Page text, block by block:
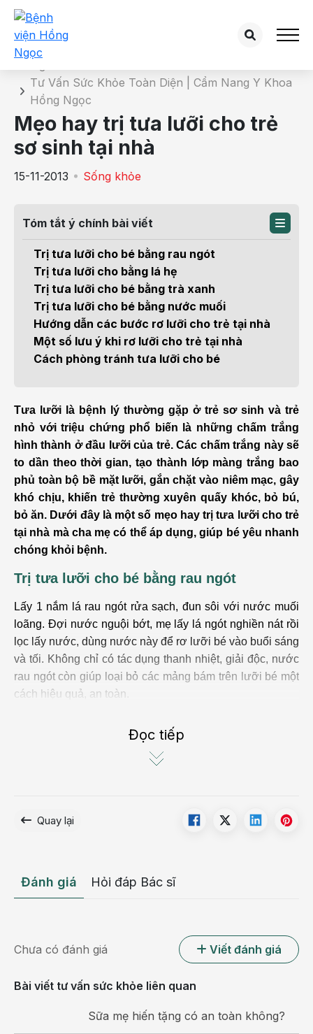
Chi tiết bài tư vấn
Tư Vấn Sức Khỏe Toàn Diện | Cẩm Nang Y Khoa
Hồng Ngọc
Mẹo hay trị tưa lưỡi cho trẻ
sơ sinh tại nhà
15-11-2013 Sống khỏe
Tóm tắt ý chính bài viết
Trị tưa lưỡi cho bé bằng rau ngót
Trị tưa lưỡi cho bằng lá hẹ
Trị tưa lưỡi cho bé bằng trà xanh
Trị tưa lưỡi cho bé bằng nước muối
Hướng dẫn các bước rơ lưỡi cho trẻ tại nhà
Một số lưu ý khi rơ lưỡi cho trẻ tại nhà
Cách phòng tránh tưa lưỡi cho bé
Tưa lưỡi là bệnh lý thường gặp ở trẻ sơ sinh và trẻ
nhỏ với triệu chứng phổ biến là những chấm trắng
hình thành ở đầu lưỡi của trẻ. Các chấm trắng này sẽ
to dần theo thời gian, tạo thành lớp màng trắng bao
phủ toàn bộ bề mặt lưỡi, gắn chặt vào niêm mạc, gây
khó chịu, khiến trẻ thường xuyên quấy khóc, bỏ bú,
bỏ ăn. Dưới đây là một số mẹo hay trị tưa lưỡi cho trẻ
tại nhà mà cha mẹ có thể áp dụng, giúp bé yêu nhanh
chóng khỏi bệnh.
Trị tưa lưỡi cho bé bằng rau ngót
Lấy 1 nắm lá rau ngót rửa sạch, đun sôi với nước muối
loãng. Đợi nước nguội bớt, mẹ lấy lá ngót nghiền nát rồi
lọc lấy nước, dùng nước này để rơ lưỡi bé vào buổi sáng
và tối. Không chỉ có tác dụng thanh nhiệt, giải độc, nước
rau ngót còn giúp loại bỏ các mảng bám trên lưỡi bé một
cách hiệu quả, an toàn.
bằng rau ngót chỉ nên áp dụng cho trẻ từ 5 tháng
tuổi trở lên, vì rau ngót có thể gây kích thích đường
Đọc tiếp
Quay lại
Đánh giá Hỏi đáp Bác sĩ
Chưa có đánh giá Viết đánh giá
Bài viết tư vấn sức khỏe liên quan
Sữa mẹ hiến tặng có an toàn không?